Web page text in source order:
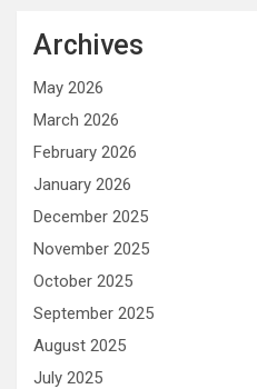
Archives
May 2026
March 2026
February 2026
January 2026
December 2025
November 2025
October 2025
September 2025
August 2025
July 2025